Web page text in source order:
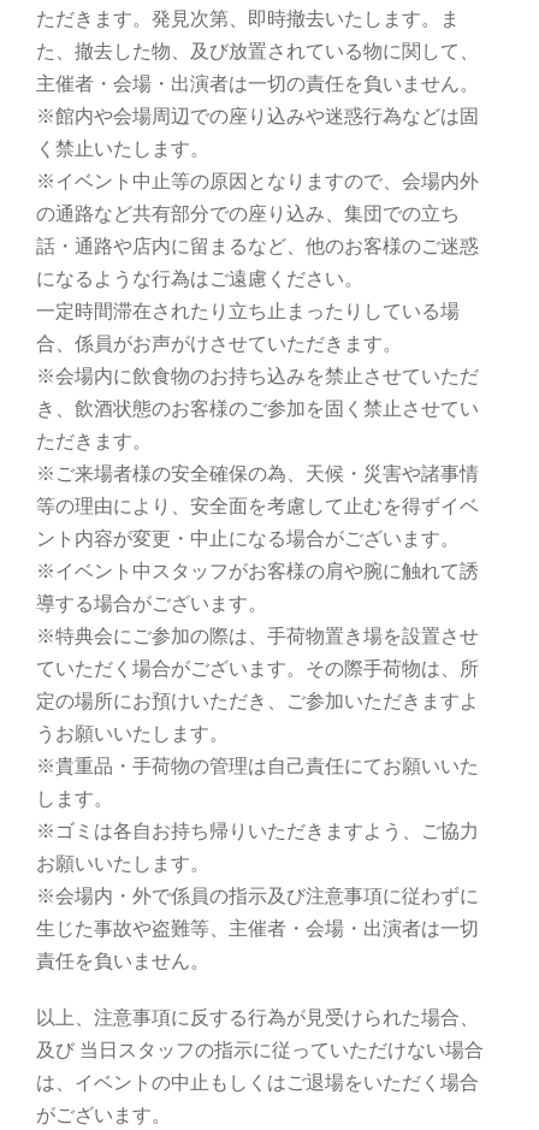
ただきます。発見次第、即時撤去いたします。ま
た、撤去した物、及び放置されている物に関して、
主催者・会場・出演者は一切の責任を負いません。
※館内や会場周辺での座り込みや迷惑行為などは固
く禁止いたします。
※イベント中止等の原因となりますので、会場内外
の通路など共有部分での座り込み、集団での立ち
話・通路や店内に留まるなど、他のお客様のご迷惑
になるような行為はご遠慮ください。
一定時間滞在されたり立ち止まったりしている場
合、係員がお声がけさせていただきます。
※会場内に飲食物のお持ち込みを禁止させていただ
き、飲酒状態のお客様のご参加を固く禁止させてい
ただきます。
※ご来場者様の安全確保の為、天候・災害や諸事情
等の理由により、安全面を考慮して止むを得ずイベ
ント内容が変更・中止になる場合がございます。
※イベント中スタッフがお客様の肩や腕に触れて誘
導する場合がございます。
※特典会にご参加の際は、手荷物置き場を設置させ
ていただく場合がございます。その際手荷物は、所
定の場所にお預けいただき、ご参加いただきますよ
うお願いいたします。
※貴重品・手荷物の管理は自己責任にてお願いいた
します。
※ゴミは各自お持ち帰りいただきますよう、ご協力
お願いいたします。
※会場内・外で係員の指示及び注意事項に従わずに
生じた事故や盗難等、主催者・会場・出演者は一切
責任を負いません。
以上、注意事項に反する行為が見受けられた場合、
及び 当日スタッフの指示に従っていただけない場合
は、イベントの中止もしくはご退場をいただく場合
がございます。